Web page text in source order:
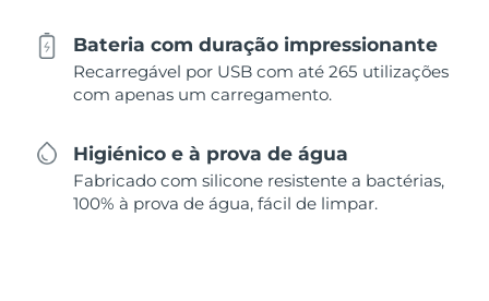
Bateria com duração impressionante
Recarregável por USB com até 265 utilizações
com apenas um carregamento.
Higiénico e à prova de água
Fabricado com silicone resistente a bactérias,
100% à prova de água, fácil de limpar.